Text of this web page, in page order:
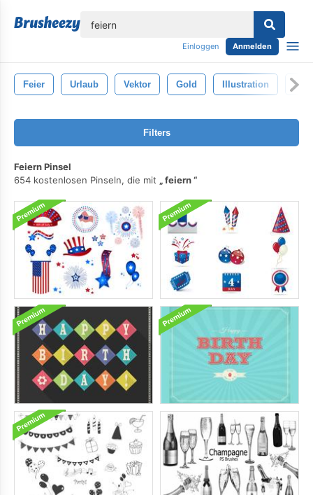
Einloggen Anmelden
Feier Urlaub Vektor Gold Illustration Tag
Filters
Feiern Pinsel
654 kostenlosen Pinseln, die mit
feiern